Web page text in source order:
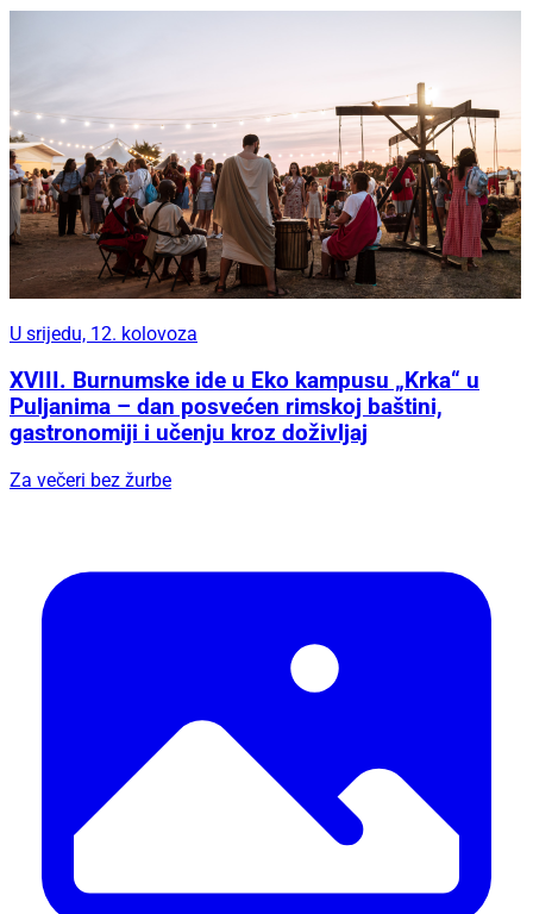
U srijedu, 12. kolovoza
XVIII. Burnumske ide u Eko kampusu „Krka“ u
Puljanima – dan posvećen rimskoj baštini,
gastronomiji i učenju kroz doživljaj
Za večeri bez žurbe